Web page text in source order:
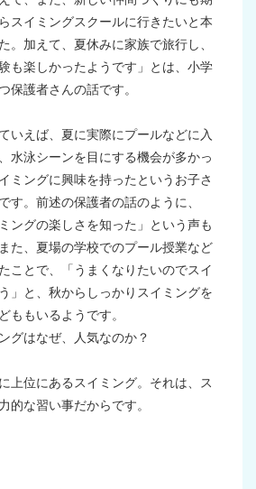
スイミングスクールに行きたいと本
。加えて、夏休みに家族で旅行し、
も楽しかったようです」とは、小学
保護者さんの話です。
いえば、夏に実際にプールなどに入
水泳シーンを目にする機会が多かっ
ミングに興味を持ったというお子さ
す。前述の保護者の話のように、
ングの楽しさを知った」という声も
た、夏場の学校でのプール授業など
ことで、「うまくなりたいのでスイ
」と、秋からしっかりスイミングを
ももいるようです。
グはなぜ、人気なのか？
上位にあるスイミング。それは、ス
的な習い事だからです。